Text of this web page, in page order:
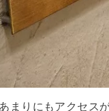
まりにもアクセス